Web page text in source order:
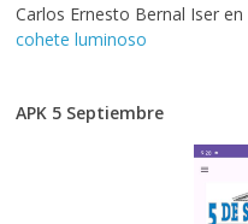
Carlos Ernesto Bernal Iser en
cohete luminoso
APK 5 Septiembre